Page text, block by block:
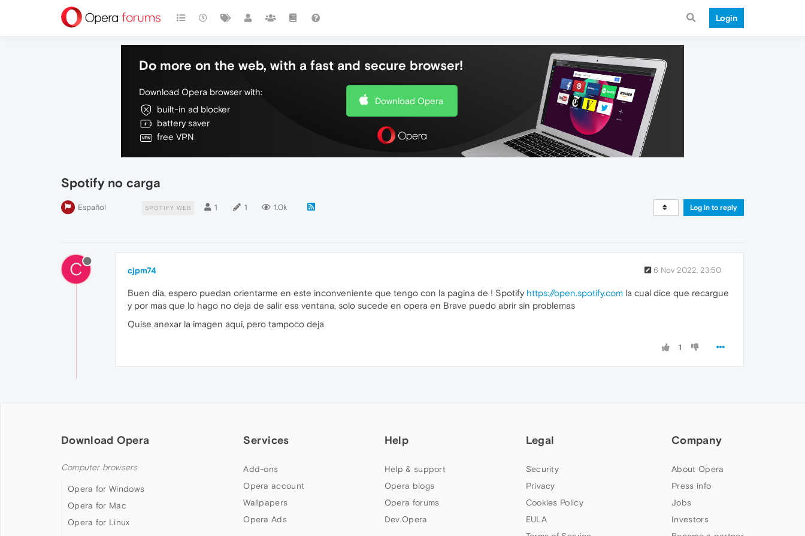
Login
Do more on the web, with a fast and secure browser!
Download Opera browser with:
built-in ad blocker
battery saver
free VPN
Download Opera
Spotify no carga
Español SPOTIFY WEB 1 1 1.0k Log in to reply
C cjpm74 6 Nov 2022, 23:50
Buen dia, espero puedan orientarme en este inconveniente que tengo con la pagina de ! Spotify https://open.spotify.com la cual dice que recargue
y por mas que lo hago no deja de salir esa ventana, solo sucede en opera en Brave puedo abrir sin problemas
Quise anexar la imagen aqui, pero tampoco deja
1
Download Opera
Computer browsers
Opera for Windows
Opera for Mac
Opera for Linux
Services
Add-ons
Opera account
Wallpapers
Opera Ads
Help
Help & support
Opera blogs
Opera forums
Dev.Opera
Legal
Security
Privacy
Cookies Policy
EULA
Company
About Opera
Press info
Jobs
Investors